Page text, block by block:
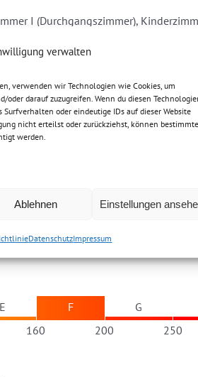
verwalten
verwenden wir Technologien wie Cookies, um
oder darauf zuzugreifen. Wenn du diesen
oder eindeutige IDs auf dieser Website
nicht erteilst oder zurückziehst, können bestimmte
werden.
Ablehnen Einstellungen
DatenschutzImpressum
I (Durchgangszimmer),
Bad.
sowie in dem an die Wohneinheit I
E
160
F
200
G
250